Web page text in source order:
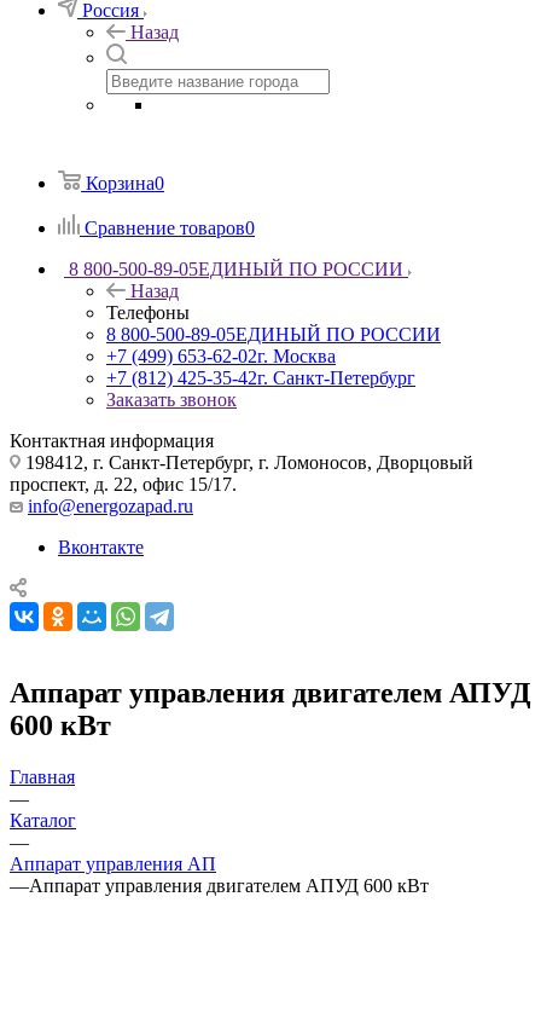
Россия
Назад
Корзина0
Сравнение товаров0
8 800-500-89-05ЕДИНЫЙ ПО РОССИИ
Назад
Телефоны
8 800-500-89-05ЕДИНЫЙ ПО РОССИИ
+7 (499) 653-62-02г. Москва
+7 (812) 425-35-42г. Санкт-Петербург
Заказать звонок
Контактная информация
198412, г. Санкт-Петербург, г. Ломоносов, Дворцовый
проспект, д. 22, офис 15/17.
info@energozapad.ru
Вконтакте
Аппарат управления двигателем АПУД
600 кВт
Главная
—
Каталог
—
Аппарат управления АП
—Аппарат управления двигателем АПУД 600 кВт